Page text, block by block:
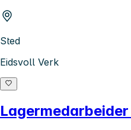
Sted
Eidsvoll Verk